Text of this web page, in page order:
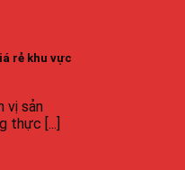
rẻ khu vực
vị sản
thực [...]